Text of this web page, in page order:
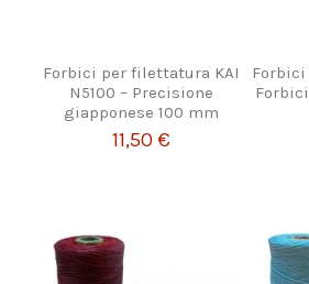
Forbici per filettatura KAI
N5100 – Precisione
giapponese 100 mm
11,50 €